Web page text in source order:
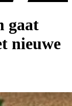
gaat
nieuwe